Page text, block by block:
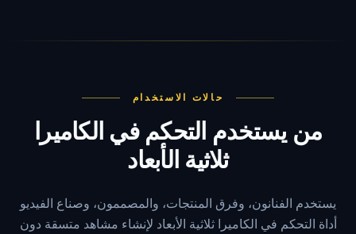
حالات الاستخدام
من يستخدم التحكم في الكاميرا
ثلاثية الأبعاد
يستخدم الفنانون، وفرق المنتجات، والمصممون، وصناع الفيديو
أداة التحكم في الكاميرا ثلاثية الأبعاد لإنشاء مشاهد متسقة دون